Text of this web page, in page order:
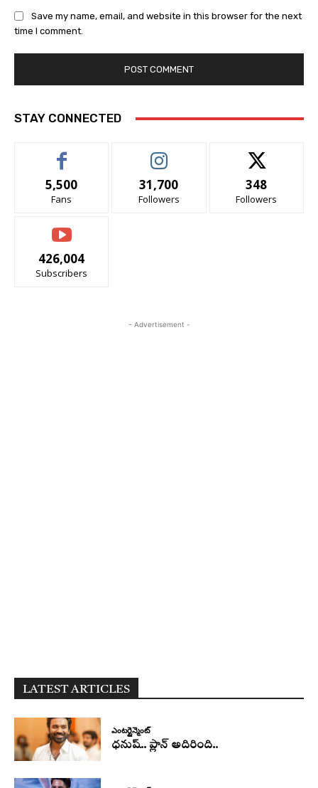
Save my name, email, and website in this browser for the next
time I comment.
STAY CONNECTED
5,500
Fans
31,700
Followers
348
Followers
426,004
Subscribers
- Advertisement -
LATEST ARTICLES
ఎంటర్టైన్మెంట్
ధనుష్‌.. ప్లాన్ అదిరింది..